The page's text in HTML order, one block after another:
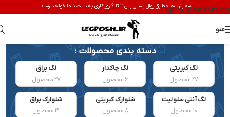
Skip to main contentسفارش ها مطابق روال پستی بین 2 تا 6 روز کاری به دست شما خواهد رسید.
منو
دسته بندی محصولات :
لگ کبریتی
27 محصول
لگ چاکدار
6 محصول
لگ براق
27 محصول
لگ آنتی سلولیت
10 محصول
شلوارک کبریتی
8 محصول
شلوارک براق
14 محصول